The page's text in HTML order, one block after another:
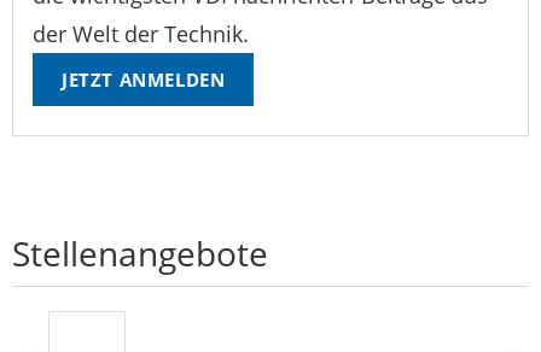
der Welt der Technik.
JETZT ANMELDEN
Stellenangebote